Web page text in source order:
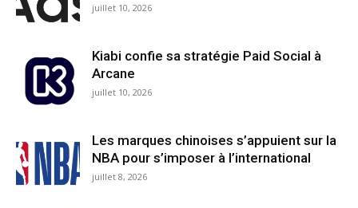
juillet 10, 2026
Kiabi confie sa stratégie Paid Social à
Arcane
juillet 10, 2026
Les marques chinoises s’appuient sur la
NBA pour s’imposer à l’international
juillet 8, 2026